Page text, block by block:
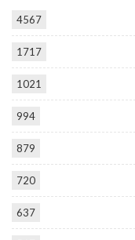
4567
1717
1021
994
879
720
637